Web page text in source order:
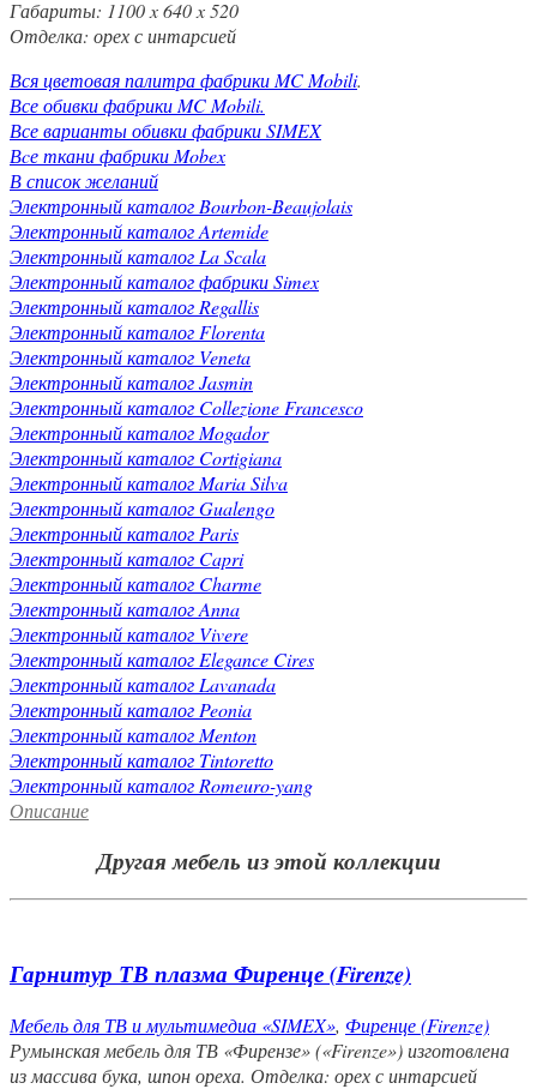
Габариты: 1100 x 640 x 520
Отделка: орех с интарсией
Вся цветовая палитра фабрики MC Mobili.
Все обивки фабрики MC Mobili.
Все варианты обивки фабрики SIMEX
Вcе ткани фабрики Mobex
В список желаний
Электронный каталог Bourbon-Beaujolais
Электронный каталог Artemide
Электронный каталог La Scala
Электронный каталог фабрики Simex
Электронный каталог Regallis
Электронный каталог Florenta
Электронный каталог Veneta
Электронный каталог Jasmin
Электронный каталог Collezione Francesco
Электронный каталог Mogador
Электронный каталог Cortigiana
Электронный каталог Maria Silva
Электронный каталог Gualengo
Электронный каталог Paris
Электронный каталог Capri
Электронный каталог Charme
Электронный каталог Anna
Электронный каталог Vivere
Электронный каталог Elegance Cires
Электронный каталог Lavanada
Электронный каталог Peonia
Электронный каталог Menton
Электронный каталог Tintoretto
Электронный каталог Romeuro-yang
Описание
Другая мебель из этой коллекции
Гарнитур ТВ плазма Фиренце (Firenze)
Мебель для ТВ и мультимедиа «SIMEX», Фиренце (Firenze)
Румынская мебель для ТВ «Фирензе» («Firenze») изготовлена
из массива бука, шпон ореха. Отделка: орех с интарсией